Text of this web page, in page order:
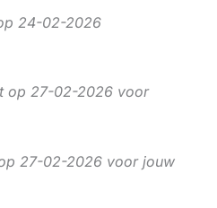
24-02-2026
op 27-02-2026 voor
27-02-2026 voor jouw